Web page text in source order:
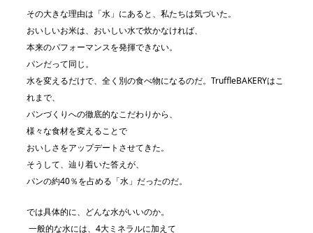
その大きな理由は「水」にあると、私たちは気づいた。
おいしいお米は、おいしい水で炊かなければ、
本来のパフォーマンスを発揮できない。
パンだって同じ。
水を変えるだけで、全く別の食べ物になるのだ。TruffleBAKERYはこ
れまで、
パンづくりへの徹底的なこだわりから、
様々な食材を変えることで
おいしさをアップデートさせてきた。
そうして、辿り着いた答えが、
パンの約40％を占める「水」だったのだ。
では具体的に、どんな水がいいのか。
一般的な水には、4大ミネラルに加えて